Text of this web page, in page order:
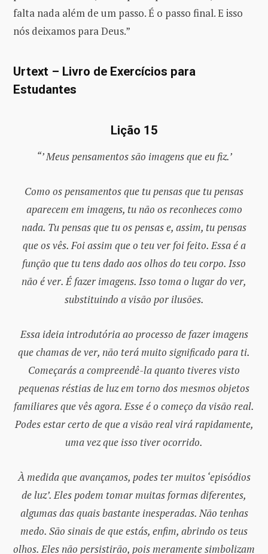
falta nada além de um passo. É o passo final. E isso
nós deixamos para Deus.”
Urtext – Livro de Exercícios para
Estudantes
Lição 15
“’ Meus pensamentos são imagens que eu fiz.’
Como os pensamentos que tu pensas que tu pensas
aparecem em imagens, tu não os reconheces como
nada. Tu pensas que tu os pensas e, assim, tu pensas
que os vês. Foi assim que o teu ver foi feito. Essa é a
função que tu tens dado aos olhos do teu corpo. Isso
não é ver. É fazer imagens. Isso toma o lugar do ver,
substituindo a visão por ilusões.
Essa ideia introdutória ao processo de fazer imagens
que chamas de ver, não terá muito significado para ti.
Começarás a compreendê-la quanto tiveres visto
pequenas réstias de luz em torno dos mesmos objetos
familiares que vês agora. Esse é o começo da visão real.
Podes estar certo de que a visão real virá rapidamente,
uma vez que isso tiver ocorrido.
À medida que avançamos, podes ter muitos ‘episódios
de luz’. Eles podem tomar muitas formas diferentes,
algumas das quais bastante inesperadas. Não tenhas
medo. São sinais de que estás, enfim, abrindo os teus
olhos. Eles não persistirão, pois meramente simbolizam